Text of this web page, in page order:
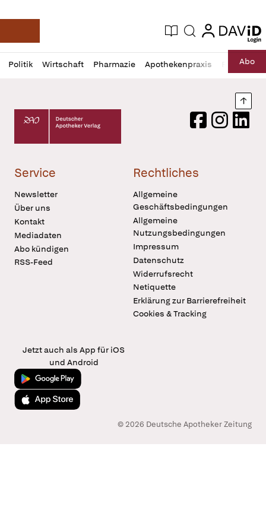
Deutsche Apotheker Zeitung
Aktuelle Ausgabe
Suche login
login
Politik Wirtschaft Pharmazie Apothekenpraxis RechtAbo
Profil
öffnen
Daz
Pur
Deutscher Apotheker Verlag Logo
FacebookInstagram
Service
Newsletter
Über uns
Kontakt
Mediadaten
Abo kündigen
RSS-Feed
Rechtliches
Allgemeine
Geschäftsbedingungen
Allgemeine
Nutzungsbedingungen
Impressum
Datenschutz
Widerrufsrecht
Netiquette
Erklärung zur Barrierefreiheit
Cookies & Tracking
Jetzt auch als App für iOS
und Android
Jetzt bei Google Play
Laden im App Store
© 2026 Deutsche Apotheker Zeitung